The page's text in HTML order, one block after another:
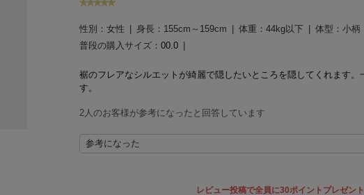
性別： 女性 身長： 155cm～159cm 体重： 44kg以下 体型： 小柄
普段の購入サイズ： 00.0
裾のフレアなシルエットが綺麗で隠したいところを隠してくれます
す。
2人のお客様が参考になったと回答しています
参考になった
レビュー投稿で全員に30ポイントプレゼント